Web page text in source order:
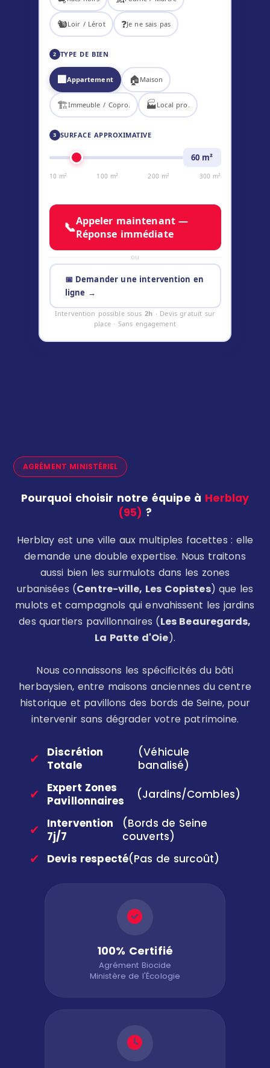
🐿️Loir / Lérot ❓Je ne sais pas
2 TYPE DE BIEN
🏢Appartement 🏠 Maison
🏗️Immeuble / Copro. 🏭Local pro.
3 SURFACE APPROXIMATIVE
60m²
10 m² 100 m² 200 m² 300 m²
📞Appeler maintenant —
Réponse immédiate
ou
📅 Demander une intervention en
ligne →
Intervention possible sous2h · Devis gratuit sur
place · Sans engagement
AGRÉMENT MINISTÉRIEL
Pourquoi choisir notre équipe à Herblay
(95) ?
Herblay est une ville aux multiples facettes : elle
demande une double expertise. Nous traitons
aussi bien les surmulots dans les zones
urbanisées (Centre-ville, Les Copistes) que les
mulots et campagnols qui envahissent les jardins
des quartiers pavillonnaires (Les Beauregards,
La Patte d'Oie).
Nous connaissons les spécificités du bâti
herbaysien, entre maisons anciennes du centre
historique et pavillons des bords de Seine, pour
intervenir sans dégrader votre patrimoine.
✔
Discrétion
Totale
(Véhicule
banalisé)
✔
Expert Zones
Pavillonnaires
(Jardins/Combles)
✔
Intervention
7j/7
(Bords de Seine
couverts)
✔ Devis respecté(Pas de surcoût)
100% Certifié
Agrément Biocide
Ministère de l'Écologie